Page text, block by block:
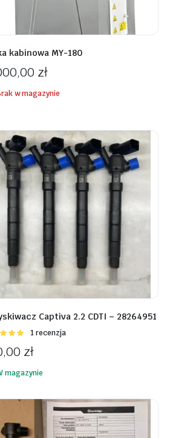
kabinowa MY-180
zł
w magazynie
Captiva 2.2 CDTI – 28264951
Oceniono
1 recenzja
zł
magazynie